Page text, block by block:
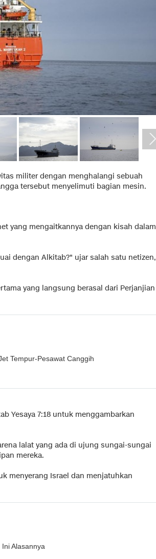
militer dengan menghalangi sebuah
tersebut menyelimuti bagian mesin.
yang mengaitkannya dengan kisah dalam
dengan Alkitab?" ujar salah satu netizen,
yang langsung berasal dari Perjanjian
Tempur-Pesawat Canggih
Yesaya 7:18 untuk menggambarkan
lalat yang ada di ujung sungai-sungai
mereka.
menyerang Israel dan menjatuhkan
Alasannya